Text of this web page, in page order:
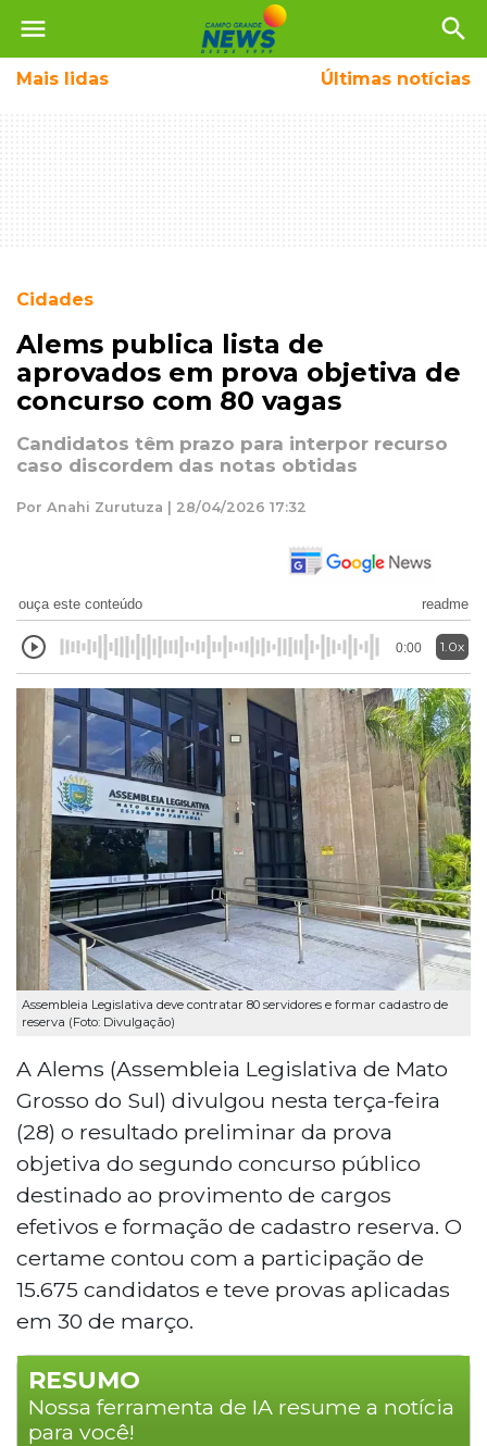
menu search
Mais lidas Últimas notícias
Cidades
Alems publica lista de
aprovados em prova objetiva de
concurso com 80 vagas
Candidatos têm prazo para interpor recurso
caso discordem das notas obtidas
Por Anahi Zurutuza | 28/04/2026 17:32
ouça este conteúdo readme
0:00 1.0x
Assembleia Legislativa deve contratar 80 servidores e formar cadastro de
reserva (Foto: Divulgação)
A Alems (Assembleia Legislativa de Mato
Grosso do Sul) divulgou nesta terça-feira
(28) o resultado preliminar da prova
objetiva do segundo concurso público
destinado ao provimento de cargos
efetivos e formação de cadastro reserva. O
certame contou com a participação de
15.675 candidatos e teve provas aplicadas
em 30 de março.
RESUMO
Nossa ferramenta de IA resume a notícia
para você!